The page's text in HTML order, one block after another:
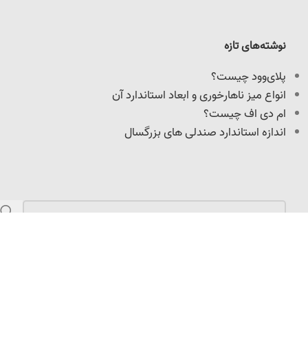
نوشته‌های تازه
پلای‌وود چیست؟
انواع میز ناهارخوری و ابعاد استاندارد آن
ام دی اف چیست؟
اندازه استاندارد صندلی های بزرگسال